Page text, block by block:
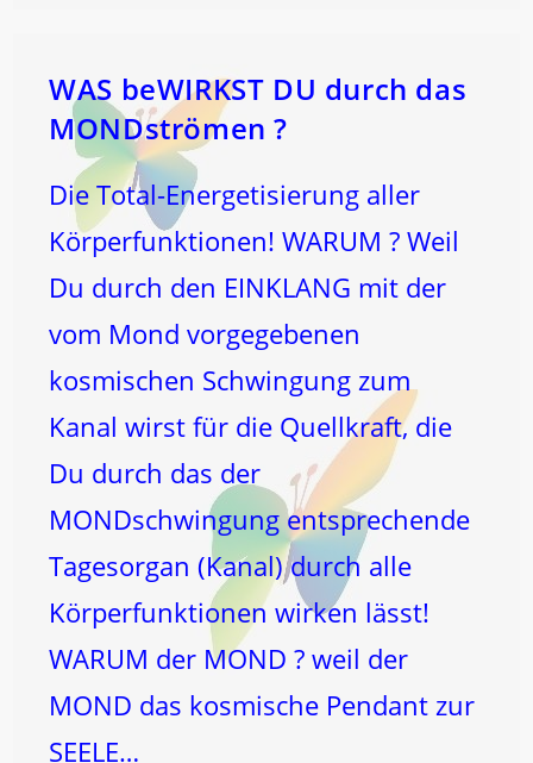
WAS beWIRKST DU durch das
MONDströmen ?
Die Total-Energetisierung aller
Körperfunktionen! WARUM ? Weil
Du durch den EINKLANG mit der
vom Mond vorgegebenen
kosmischen Schwingung zum
Kanal wirst für die Quellkraft, die
Du durch das der
MONDschwingung entsprechende
Tagesorgan (Kanal) durch alle
Körperfunktionen wirken lässt!
WARUM der MOND ? weil der
MOND das kosmische Pendant zur
SEELE…